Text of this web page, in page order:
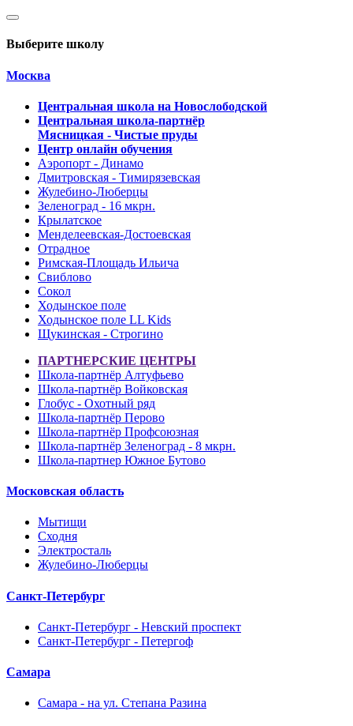
Выберите школу
Москва
Центральная школа на Новослободской
Центральная школа-партнёр
Мясницкая - Чистые пруды
Центр онлайн обучения
Аэропорт - Динамо
Дмитровская - Тимирязевская
Жулебино-Люберцы
Зеленоград - 16 мкрн.
Крылатское
Менделеевская-Достоевская
Отрадное
Римская-Площадь Ильича
Свиблово
Сокол
Ходынское поле
Ходынское поле LL Kids
Щукинская - Строгино
ПАРТНЕРСКИЕ ЦЕНТРЫ
Школа-партнёр Алтуфьево
Школа-партнёр Войковская
Глобус - Охотный ряд
Школа-партнёр Перово
Школа-партнёр Профсоюзная
Школа-партнёр Зеленоград - 8 мкрн.
Школа-партнер Южное Бутово
Московская область
Мытищи
Сходня
Электросталь
Жулебино-Люберцы
Санкт-Петербург
Санкт-Петербург - Невский проспект
Санкт-Петербург - Петергоф
Самара
Самара - на ул. Степана Разина